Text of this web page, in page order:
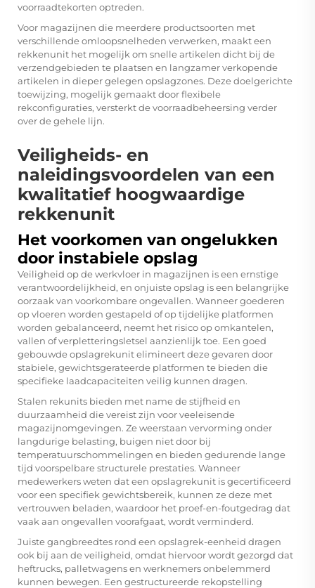
voorraadtekorten optreden.
Voor magazijnen die meerdere productsoorten met
verschillende omloopsnelheden verwerken, maakt een
rekkenunit het mogelijk om snelle artikelen dicht bij de
verzendgebieden te plaatsen en langzamer verkopende
artikelen in dieper gelegen opslagzones. Deze doelgerichte
toewijzing, mogelijk gemaakt door flexibele
rekconfiguraties, versterkt de voorraadbeheersing verder
over de gehele lijn.
Veiligheids- en
naleidingsvoordelen van een
kwalitatief hoogwaardige
rekkenunit
Het voorkomen van ongelukken
door instabiele opslag
Veiligheid op de werkvloer in magazijnen is een ernstige
verantwoordelijkheid, en onjuiste opslag is een belangrijke
oorzaak van voorkombare ongevallen. Wanneer goederen
op vloeren worden gestapeld of op tijdelijke platformen
worden gebalanceerd, neemt het risico op omkantelen,
vallen of verpletteringsletsel aanzienlijk toe. Een goed
gebouwde opslagrekunit elimineert deze gevaren door
stabiele, gewichtsgerateerde platformen te bieden die
specifieke laadcapaciteiten veilig kunnen dragen.
Stalen rekunits bieden met name de stijfheid en
duurzaamheid die vereist zijn voor veeleisende
magazijnomgevingen. Ze weerstaan vervorming onder
langdurige belasting, buigen niet door bij
temperatuurschommelingen en bieden gedurende lange
tijd voorspelbare structurele prestaties. Wanneer
medewerkers weten dat een opslagrekunit is gecertificeerd
voor een specifiek gewichtsbereik, kunnen ze deze met
vertrouwen beladen, waardoor het proef-en-foutgedrag dat
vaak aan ongevallen voorafgaat, wordt verminderd.
Juiste gangbreedtes rond een opslagrek-eenheid dragen
ook bij aan de veiligheid, omdat hiervoor wordt gezorgd dat
heftrucks, palletwagens en werknemers onbelemmerd
kunnen bewegen. Een gestructureerde rekopstelling